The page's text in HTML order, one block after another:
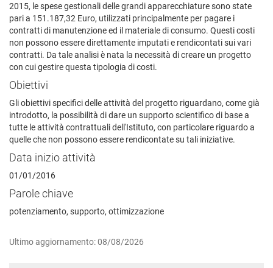
2015, le spese gestionali delle grandi apparecchiature sono state
pari a 151.187,32 Euro, utilizzati principalmente per pagare i
contratti di manutenzione ed il materiale di consumo. Questi costi
non possono essere direttamente imputati e rendicontati sui vari
contratti. Da tale analisi è nata la necessità di creare un progetto
con cui gestire questa tipologia di costi.
Obiettivi
Gli obiettivi specifici delle attività del progetto riguardano, come già
introdotto, la possibilità di dare un supporto scientifico di base a
tutte le attività contrattuali dell'Istituto, con particolare riguardo a
quelle che non possono essere rendicontate su tali iniziative.
Data inizio attività
01/01/2016
Parole chiave
potenziamento, supporto, ottimizzazione
Ultimo aggiornamento: 08/08/2026